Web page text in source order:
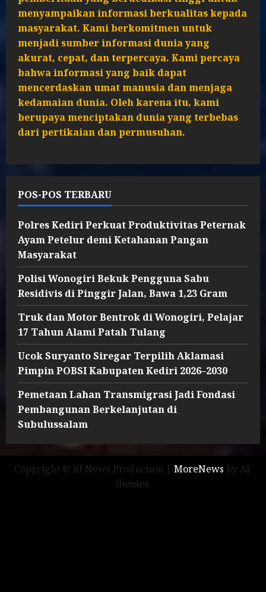
menyampaikan informasi berkualitas kepada
masyarakat. Kami berkomitmen untuk
menjadi sumber informasi dunia yang
akurat, cepat, dan terpercaya. Kami percaya
bahwa informasi yang baik dapat
mencerdaskan umat manusia dan menjaga
kedamaian dunia. Oleh karena itu, kami
berupaya menciptakan dunia yang terbebas
dari pertikaian dan permusuhan.
POS-POS TERBARU
Polres Kediri Perkuat Produktivitas Peternak
Ayam Petelur demi Ketahanan Pangan
Masyarakat
Polisi Wonogiri Bekuk Pengguna Sabu
Residivis di Pinggir Jalan, Bawa 1,23 Gram
Truk dan Motor Bentrok di Wonogiri, Pelajar
17 Tahun Alami Patah Tulang
Ucok Suryanto Siregar Terpilih Aklamasi
Pimpin POBSI Kabupaten Kediri 2026–2030
Pemetaan Lahan Transmigrasi Jadi Fondasi
Pembangunan Berkelanjutan di
Subulussalam
Copyright © RI News Production | MoreNews by AF
themes.